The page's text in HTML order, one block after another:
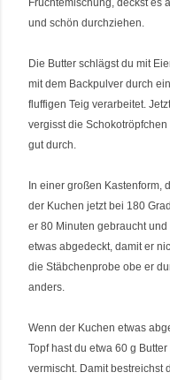
Früchtemischung, deckst es
und schön durchziehen.
Die Butter schlägst du mit
mit dem Backpulver durch
fluffigen Teig verarbeitet.
vergisst die
gut durch.
In einer großen Kastenform,
der Kuchen jetzt bei 180
er 80 Minuten gebraucht
etwas abgedeckt, damit er
die Stäbchenprobe obe er
anders.
Wenn der Kuchen etwas
Topf hast du etwa 60 g
vermischt. Damit bestreichst